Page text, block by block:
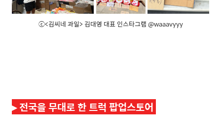
ⓒ<김씨네 과일> 김대영 대표 인스타그램 @waaavyyy
▸ 전국을 무대로 한 트럭 팝업스토어